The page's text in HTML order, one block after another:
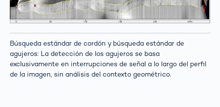
Búsqueda estándar de cordón y búsqueda estándar de
agujeros: La detección de los agujeros se basa
exclusivamente en interrupciones de señal a lo largo del perfil
de la imagen, sin análisis del contexto geométrico.